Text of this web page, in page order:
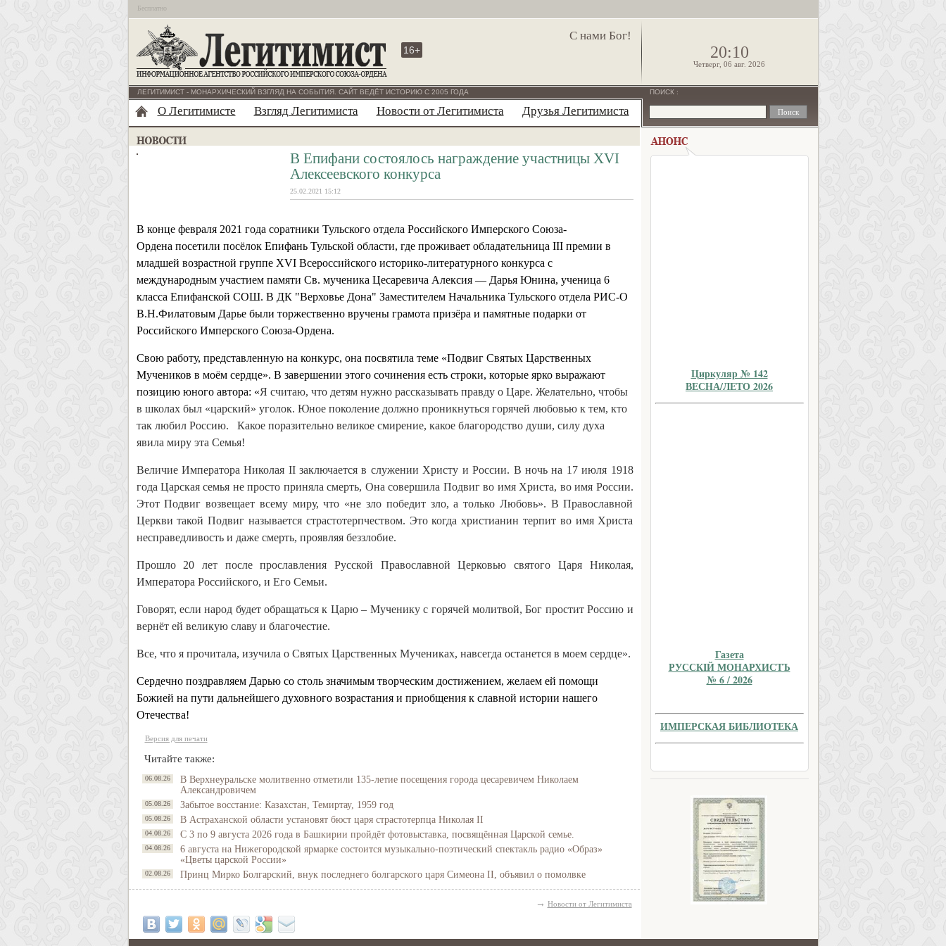
Бесплатно
С нами Бог!
16+ 20:10
Четверг, 06 авг. 2026
ЛЕГИТИМИСТ - МОНАРХИЧЕСКИЙ ВЗГЛЯД НА СОБЫТИЯ. САЙТ ВЕДЁТ ИСТОРИЮ С 2005 ГОДА
О Легитимисте Взгляд Легитимиста Новости от Легитимиста Друзья Легитимиста
В Епифани состоялось награждение участницы XVI
Алексеевского конкурса
25.02.2021 15:12
В конце февраля 2021 года соратники Тульского отдела Российского Имперского Союза-
Ордена посетили посёлок Епифань Тульской области, где проживает обладательница III премии в
младшей возрастной группе XVI Всероссийского историко-литературного конкурса с
международным участием памяти Св. мученика Цесаревича Алексия — Дарья Юнина, ученица 6
класса Епифанской СОШ. В ДК "Верховье Дона" Заместителем Начальника Тульского отдела РИС-О
В.Н.Филатовым Дарье были торжественно вручены грамота призёра и памятные подарки от
Российского Имперского Союза-Ордена.
Свою работу, представленную на конкурс, она посвятила теме «Подвиг Святых Царственных
Мучеников в моём сердце». В завершении этого сочинения есть строки, которые ярко выражают
позицию юного автора: «Я считаю, что детям нужно рассказывать правду о Царе. Желательно, чтобы
в школах был «царский» уголок. Юное поколение должно проникнуться горячей любовью к тем, кто
так любил Россию. Какое поразительно великое смирение, какое благородство души, силу духа
явила миру эта Семья!
Величие Императора Николая II заключается в служении Христу и России. В ночь на 17 июля 1918
года Царская семья не просто приняла смерть, Она совершила Подвиг во имя Христа, во имя России.
Этот Подвиг возвещает всему миру, что «не зло победит зло, а только Любовь». В Православной
Церкви такой Подвиг называется страстотерпчеством. Это когда христианин терпит во имя Христа
несправедливость и даже смерть, проявляя беззлобие.
Прошло 20 лет после прославления Русской Православной Церковью святого Царя Николая,
Императора Российского, и Его Семьи.
Говорят, если народ будет обращаться к Царю – Мученику с горячей молитвой, Бог простит Россию и
вернёт ей великую славу и благочестие.
Все, что я прочитала, изучила о Святых Царственных Мучениках, навсегда останется в моем сердце».
Сердечно поздравляем Дарью со столь значимым творческим достижением, желаем ей помощи
Божией на пути дальнейшего духовного возрастания и приобщения к славной истории нашего
Отечества!
Версия для печати
Читайте также:
06.08.26
В Верхнеуральске молитвенно отметили 135-летие посещения города цесаревичем Николаем
Александровичем
05.08.26 Забытое восстание: Казахстан, Темиртау, 1959 год
05.08.26 В Астраханской области установят бюст царя страстотерпца Николая II
04.08.26 С 3 по 9 августа 2026 года в Башкирии пройдёт фотовыставка, посвящённая Царской семье.
04.08.26
6 августа на Нижегородской ярмарке состоится музыкально-поэтический спектакль радио «Образ»
«Цветы царской России»
02.08.26 Принц Мирко Болгарский, внук последнего болгарского царя Симеона II, объявил о помолвке
→ Новости от Легитимиста
ПОИСК :
Циркуляр № 142
ВЕСНА/ЛЕТО 2026
Газета
РУССКIЙ МОНАРХИСТЪ
№ 6 / 2026
ИМПЕРСКАЯ БИБЛИОТЕКА
Свидетельство